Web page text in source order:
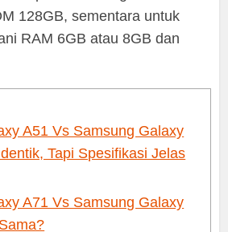
128GB, sementara untuk
RAM 6GB atau 8GB dan
A51 Vs Samsung Galaxy
Tapi Spesifikasi Jelas
A71 Vs Samsung Galaxy